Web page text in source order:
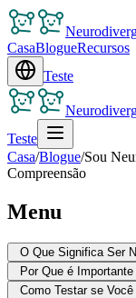
CasaBlogueRecursos
Teste
Teste
Casa/Blogue/Sou
Compreensão
Menu
O Que Significa Ser
Por Que é
Como Testar se